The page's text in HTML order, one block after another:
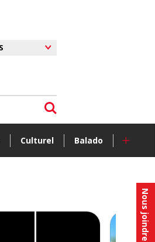
Nous joindre
Culturel Balado +